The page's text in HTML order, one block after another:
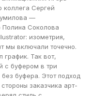
коллега Сергей
—
Соколова
изометрия,
мы включали точечно.
Так вот,
с буфером в три
буфера. Этот подход
заказчика арт-